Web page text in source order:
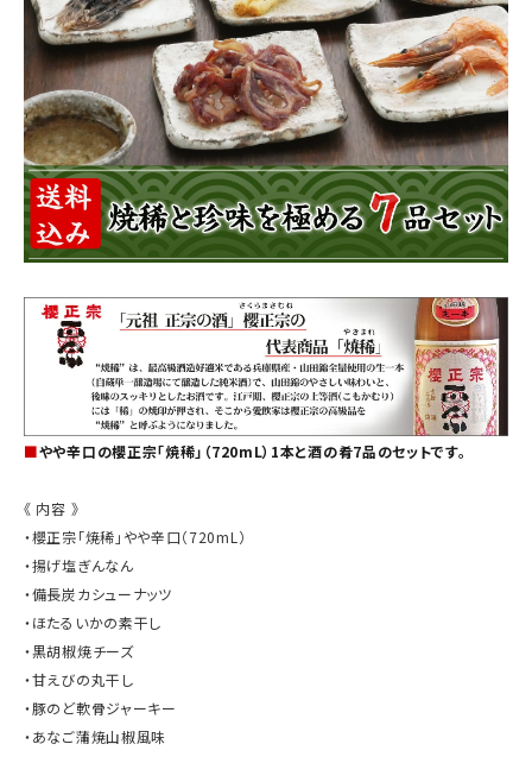
ご利用ガイド
直営店
■やや辛口の櫻正宗「焼稀」（720mL）1本と酒の肴7品のセットです。
《 内容 》
・櫻正宗「焼稀」やや辛口（720mL）
・揚げ塩ぎんなん
・備長炭カシューナッツ
・ほたるいかの素干し
・黒胡椒焼チーズ
・甘えびの丸干し
・豚のど軟骨ジャーキー
・あなご蒲焼山椒風味